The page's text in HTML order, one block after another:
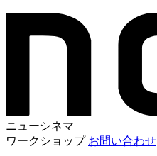
ニューシネマ
ワークショップ お問い合わせ